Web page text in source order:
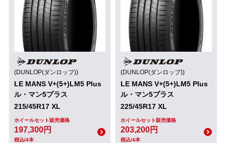
(DUNLOP(ダンロップ))
LE MANS V+(5+)LM5 Plus
ル・マン5プラス
215/45R17 XL
ホイールセット販売価格
197,300円
税込/4本
(DUNLOP(ダンロップ))
LE MANS V+(5+)LM5 Plus
ル・マン5プラス
225/45R17 XL
ホイールセット販売価格
203,200円
税込/4本